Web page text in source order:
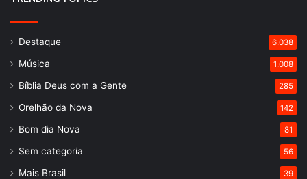
Destaque 6.038
Música 1.008
Bíblia Deus com a Gente 285
Orelhão da Nova 142
Bom dia Nova 81
Sem categoria 56
Mais Brasil 39